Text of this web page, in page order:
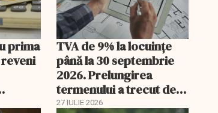
prima
mii de
TVA de 9% la locuințe
până la 30 septembrie
2026. Prelungirea
termenului a trecut de
comisia din Parlament
27 IULIE 2026